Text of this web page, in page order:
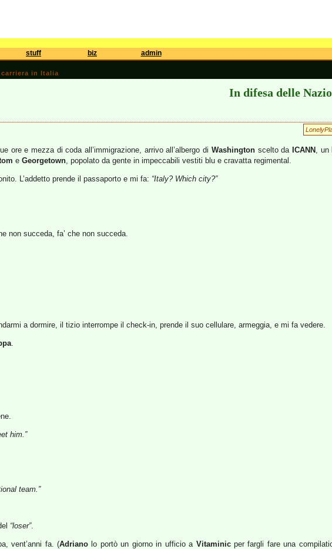
stuff biz admin
in Italia
In difesa delle
ore e mezza di coda all’immigrazione, arrivo all’albergo di Washingtonscelto da ICANN , un
e Georgetown, popolato da gente in impeccabili vestiti blu e cravatta regimental.
L’addetto prende il passaporto e mi fa: “Italy? Which city?”
non succeda, fa’ che non succeda.
a dormire, il tizio interrompe il check-in, prende il suo cellulare, armeggia, e mi fa vedere.
.
him.”
team.”
“loser”.
vent’anni fa. (Adrianolo portò un giorno in ufficio a Vitaminicper fargli fare una